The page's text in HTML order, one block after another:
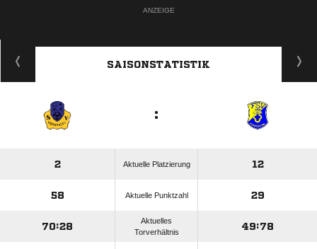
ANZEIGE
SAISONSTATISTIK
:
2 Aktuelle Platzierung 12
58 Aktuelle Punktzahl 29
70:28
Aktuelles
Torverhältnis
49:78